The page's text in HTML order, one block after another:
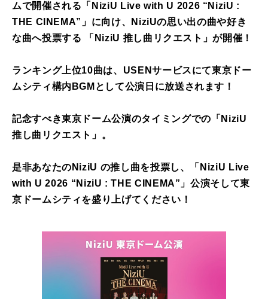
ムで開催される「NiziU Live with U 2026 “NiziU :
THE CINEMA”」に向け、NiziUの思い出の曲や好き
な曲へ投票する 「NiziU 推し曲リクエスト」が開催！
ランキング上位10曲は、USENサービスにて東京ドー
ムシティ構内BGMとして公演日に放送されます！
記念すべき東京ドーム公演のタイミングでの「NiziU
推し曲リクエスト」。
是非あなたのNiziU の推し曲を投票し、「NiziU Live
with U 2026 “NiziU : THE CINEMA”」公演そして東
京ドームシティを盛り上げてください！